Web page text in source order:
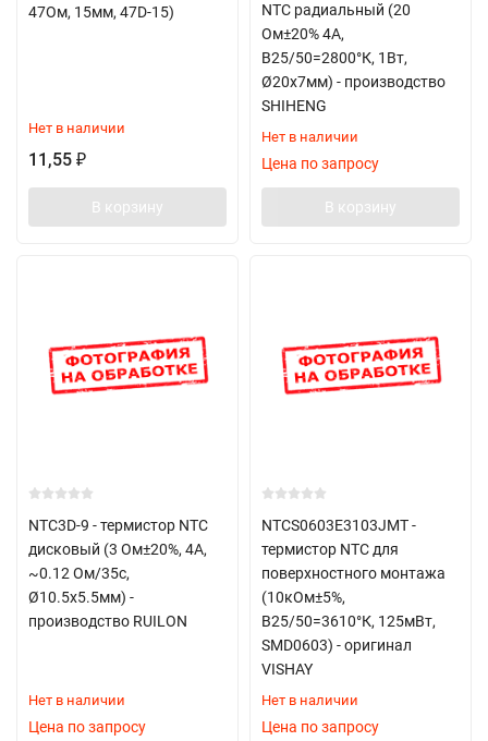
47Ом, 15мм, 47D-15)
Нет в наличии
11,55 ₽
В корзину
NTC радиальный (20
Ом±20% 4А,
B25/50=2800°К, 1Вт,
Ø20х7мм) - производство
SHIHENG
Нет в наличии
Цена по запросу
В корзину
NTC3D-9 - термистор NTC
дисковый (3 Ом±20%, 4А,
~0.12 Ом/35с,
Ø10.5х5.5мм) -
производство RUILON
Нет в наличии
Цена по запросу
NTCS0603E3103JMT -
термистор NTC для
поверхностного монтажа
(10кОм±5%,
B25/50=3610°К, 125мВт,
SMD0603) - оригинал
VISHAY
Нет в наличии
Цена по запросу